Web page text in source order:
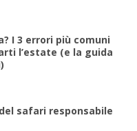
I 3 errori più comuni
l’estate (e la guida
safari responsabile